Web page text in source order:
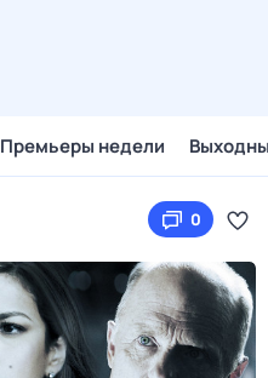
Премьеры недели
0